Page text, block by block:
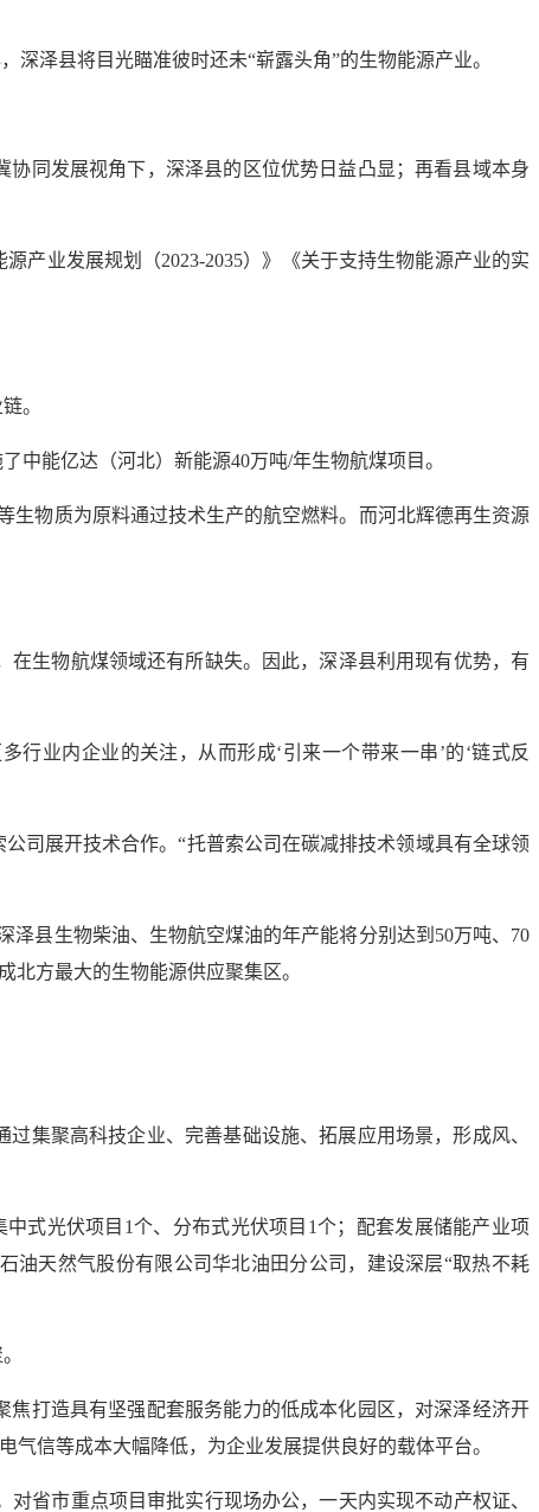
泽县将目光瞄准彼时还未“崭露头角”的生物能源产业。
同发展视角下，深泽县的区位优势日益凸显；再看县域本身
产业发展规划（2023-2035）》《关于支持生物能源产业的实
。
中能亿达（河北）新能源40万吨/年生物航煤项目。
生物质为原料通过技术生产的航空燃料。而河北辉德再生资源
生物航煤领域还有所缺失。因此，深泽县利用现有优势，有
业内企业的关注，从而形成‘引来一个带来一串’的‘链式反
司展开技术合作。“托普索公司在碳减排技术领域具有全球领
泽县生物柴油、生物航空煤油的年产能将分别达到50万吨、70
方最大的生物能源供应聚集区。
集聚高科技企业、完善基础设施、拓展应用场景，形成风、
式光伏项目1个、分布式光伏项目1个；配套发展储能产业项
油天然气股份有限公司华北油田分公司，建设深层“取热不耗
打造具有坚强配套服务能力的低成本化园区，对深泽经济开
信等成本大幅降低，为企业发展提供良好的载体平台。
省市重点项目审批实行现场办公，一天内实现不动产权证、